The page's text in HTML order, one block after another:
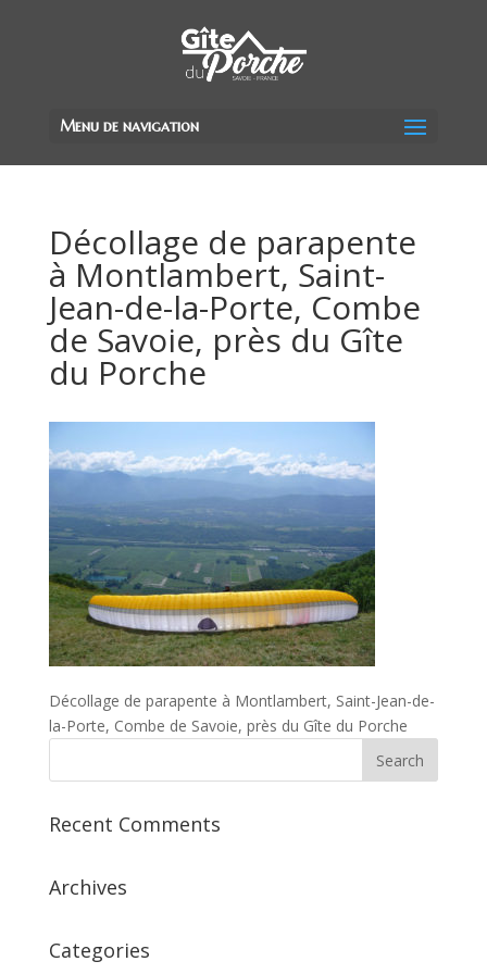
Menu de navigation
Décollage de parapente
à Montlambert, Saint-
Jean-de-la-Porte, Combe
de Savoie, près du Gîte
du Porche
Décollage de parapente à Montlambert, Saint-Jean-de-
la-Porte, Combe de Savoie, près du Gîte du Porche
Recent Comments
Archives
Categories